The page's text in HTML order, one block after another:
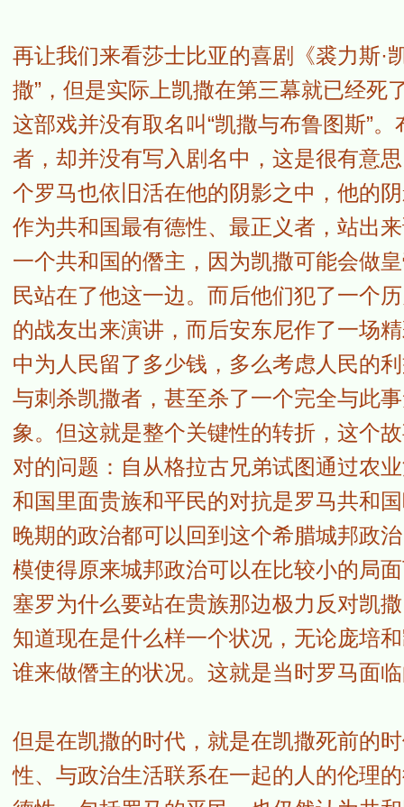
再让我们来看莎士比亚的喜剧《裘力斯·
撒”，但是实际上凯撒在第三幕就已经死
这部戏并没有取名叫“凯撒与布鲁图斯”
者，却并没有写入剧名中，这是很有意
个罗马也依旧活在他的阴影之中，他的
作为共和国最有德性、最正义者，站出
一个共和国的僭主，因为凯撒可能会做
民站在了他这一边。而后他们犯了一个
的战友出来演讲，而后安东尼作了一场
中为人民留了多少钱，多么考虑人民的
与刺杀凯撒者，甚至杀了一个完全与此
象。但这就是整个关键性的转折，这个
对的问题：自从格拉古兄弟试图通过农
和国里面贵族和平民的对抗是罗马共和
晚期的政治都可以回到这个希腊城邦政
模使得原来城邦政治可以在比较小的局
塞罗为什么要站在贵族那边极力反对凯
知道现在是什么样一个状况，无论庞培
谁来做僭主的状况。这就是当时罗马面
但是在凯撒的时代，就是在凯撒死前的
性、与政治生活联系在一起的人的伦理